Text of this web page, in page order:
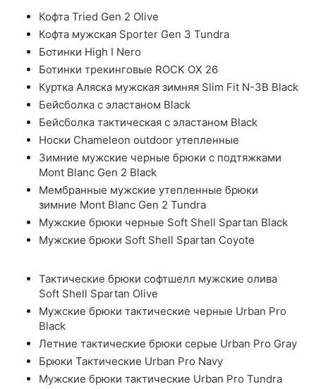
Кофта Tried Gen 2 Olive
Кофта мужская Sporter Gen 3 Tundra
Ботинки High I Nero
Ботинки трекинговые ROCK OX 26
Куртка Аляска мужская зимняя Slim Fit N-3B Black
Бейсболка с эластаном Black
Бейсболка тактическая с эластаном Black
Носки Chameleon outdoor утепленные
Зимние мужские черные брюки с подтяжками
Mont Blanc Gen 2 Black
Мембранные мужские утепленные брюки
зимние Mont Blanc Gen 2 Tundra
Мужские брюки черные Soft Shell Spartan Black
Мужские брюки Soft Shell Spartan Coyote
Тактические брюки софтшелл мужские олива
Soft Shell Spartan Olive
Мужские брюки тактические черные Urban Pro
Black
Летние тактические брюки серые Urban Pro Gray
Брюки Тактические Urban Pro Navy
Мужские брюки тактические Urban Pro Tundra